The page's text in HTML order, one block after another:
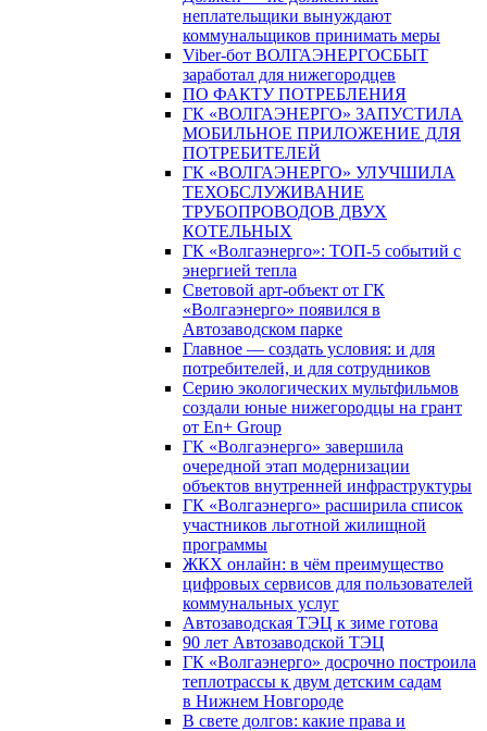
неплательщики вынуждают
коммунальщиков принимать меры
Viber-бот ВОЛГАЭНЕРГОСБЫТ
заработал для нижегородцев
ПО ФАКТУ ПОТРЕБЛЕНИЯ
ГК «ВОЛГАЭНЕРГО» ЗАПУСТИЛА
МОБИЛЬНОЕ ПРИЛОЖЕНИЕ ДЛЯ
ПОТРЕБИТЕЛЕЙ
ГК «ВОЛГАЭНЕРГО» УЛУЧШИЛА
ТЕХОБСЛУЖИВАНИЕ
ТРУБОПРОВОДОВ ДВУХ
КОТЕЛЬНЫХ
ГК «Волгаэнерго»: ТОП-5 событий с
энергией тепла
Световой арт-объект от ГК
«Волгаэнерго» появился в
Автозаводском парке
Главное — создать условия: и для
потребителей, и для сотрудников
Серию экологических мультфильмов
создали юные нижегородцы на грант
от En+ Group
ГК «Волгаэнерго» завершила
очередной этап модернизации
объектов внутренней инфраструктуры
ГК «Волгаэнерго» расширила список
участников льготной жилищной
программы
ЖКХ онлайн: в чём преимущество
цифровых сервисов для пользователей
коммунальных услуг
Автозаводская ТЭЦ к зиме готова
90 лет Автозаводской ТЭЦ
ГК «Волгаэнерго» досрочно построила
теплотрассы к двум детским садам
в Нижнем Новгороде
В свете долгов: какие права и